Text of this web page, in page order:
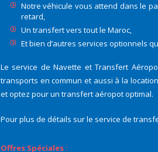
Notre véhicule vous attend dans le
retard,
Un transfert vers tout le Maroc,
Et bien d’autres services optionnels
Le service de Navette et Transfert
transports en commun et aussi à la
et optez pour un transfert aéropot optimal.
Pour plus de détails sur le service de
Offres Spéciales :